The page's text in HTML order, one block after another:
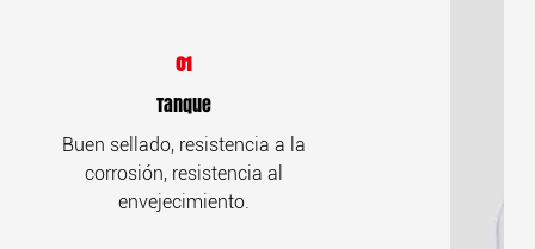
01
Tanque
Buen sellado, resistencia a la
corrosión, resistencia al
envejecimiento.